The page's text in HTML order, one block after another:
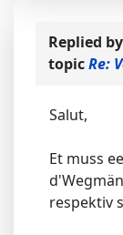
Replied by
topicRe:
Salut,
Et muss
respektiv